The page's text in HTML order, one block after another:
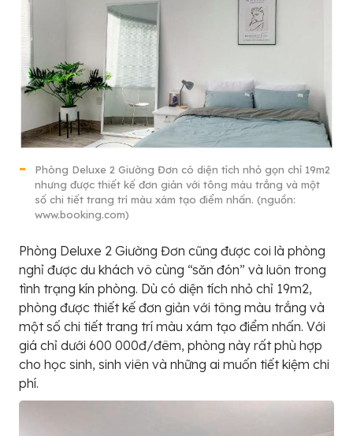
Phòng Deluxe 2 Giường Đơn có diện tích nhỏ gọn chỉ 19m2
nhưng được thiết kế đơn giản với tông màu trắng và một
số chi tiết trang trí màu xám tạo điểm nhấn. (nguồn:
www.booking.com)
Phòng Deluxe 2 Giường Đơn cũng được coi là phòng
nghỉ được du khách vô cùng “săn đón” và luôn trong
tình trạng kín phòng. Dù có diện tích nhỏ chỉ 19m2,
phòng được thiết kế đơn giản với tông màu trắng và
một số chi tiết trang trí màu xám tạo điểm nhấn. Với
giá chỉ dưới 600 000đ/đêm, phòng này rất phù hợp
cho học sinh, sinh viên và những ai muốn tiết kiệm chi
phí.